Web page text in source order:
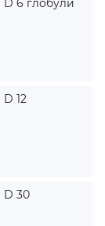
6 глобули
12
D 30